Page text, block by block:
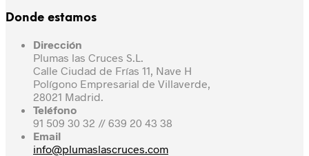
Donde estamos
Dirección
Plumas las Cruces S.L.
Calle Ciudad de Frías 11, Nave H
Polígono Empresarial de Villaverde,
28021 Madrid.
Teléfono
91 509 30 32 // 639 20 43 38
Email
info@plumaslascruces.com